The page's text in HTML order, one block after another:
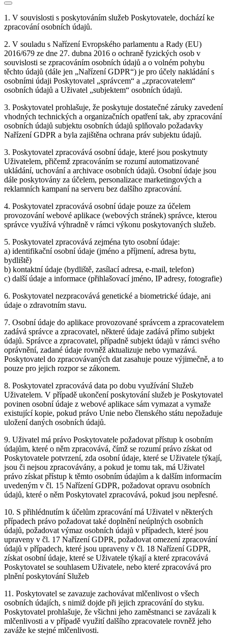
1. V souvislosti s poskytováním služeb Poskytovatele, dochází ke
zpracování osobních údajů.
2. V souladu s Nařízení Evropského parlamentu a Rady (EU)
2016/679 ze dne 27. dubna 2016 o ochraně fyzických osob v
souvislosti se zpracováním osobních údajů a o volném pohybu
těchto údajů (dále jen „Nařízení GDPR“) je pro účely nakládání s
osobními údaji Poskytovatel „správcem“ a „zpracovatelem“
osobních údajů a Uživatel „subjektem“ osobních údajů.
3. Poskytovatel prohlašuje, že poskytuje dostatečné záruky zavedení
vhodných technických a organizačních opatření tak, aby zpracování
osobních údajů subjektu osobních údajů splňovalo požadavky
Nařízení GDPR a byla zajištěna ochrana práv subjektu údajů.
3. Poskytovatel zpracovává osobní údaje, které jsou poskytnuty
Uživatelem, přičemž zpracováním se rozumí automatizované
ukládání, uchování a archivace osobních údajů. Osobní údaje jsou
dále poskytovány za účelem, personalizace marketingových a
reklamních kampaní na serveru bez dalšího zpracování.
4. Poskytovatel zpracovává osobní údaje pouze za účelem
provozování webové aplikace (webových stránek) správce, kterou
správce využívá výhradně v rámci výkonu poskytovaných služeb.
5. Poskytovatel zpracovává zejména tyto osobní údaje:
a) identifikační osobní údaje (jméno a příjmení, adresa bytu,
bydliště)
b) kontaktní údaje (bydliště, zasílací adresa, e-mail, telefon)
c) další údaje a informace (přihlašovací jméno, IP adresy, fotografie)
6. Poskytovatel nezpracovává genetické a biometrické údaje, ani
údaje o zdravotním stavu.
7. Osobní údaje do aplikace provozované správcem a zpracovatelem
zadává správce a zpracovatel, některé údaje zadává přímo subjekt
údajů. Správce a zpracovatel, případně subjekt údajů v rámci svého
oprávnění, zadané údaje rovněž aktualizuje nebo vymazává.
Poskytovatel do zpracovávaných dat zasahuje pouze výjimečně, a to
pouze pro jejich rozpor se zákonem.
8. Poskytovatel zpracovává data po dobu využívání Služeb
Uživatelem. V případě ukončení poskytování služeb je Poskytovatel
povinen osobní údaje z webové aplikace sám vymazat a vymaže
existující kopie, pokud právo Unie nebo členského státu nepožaduje
uložení daných osobních údajů.
9. Uživatel má právo Poskytovatele požadovat přístup k osobním
údajům, které o něm zpracovává, čímž se rozumí právo získat od
Poskytovatele potvrzení, zda osobní údaje, které se Uživatele týkají,
jsou či nejsou zpracovávány, a pokud je tomu tak, má Uživatel
právo získat přístup k těmto osobním údajům a k dalším informacím
uvedeným v čl. 15 Nařízení GDPR, požadovat opravu osobních
údajů, které o něm Poskytovatel zpracovává, pokud jsou nepřesné.
10. S přihlédnutím k účelům zpracování má Uživatel v některých
případech právo požadovat také doplnění neúplných osobních
údajů, požadovat výmaz osobních údajů v případech, které jsou
upraveny v čl. 17 Nařízení GDPR, požadovat omezení zpracování
údajů v případech, které jsou upraveny v čl. 18 Nařízení GDPR,
získat osobní údaje, které se Uživatele týkají a které zpracovává
Poskytovatel se souhlasem Uživatele, nebo které zpracovává pro
plnění poskytování Služeb
11. Poskytovatel se zavazuje zachovávat mlčenlivost o všech
osobních údajích, s nimiž dojde při jejich zpracování do styku.
Poskytovatel prohlašuje, že všichni jeho zaměstnanci se zavázali k
mlčenlivosti a v případě využití dalšího zpracovatele rovněž jeho
zaváže ke stejné mlčenlivosti.